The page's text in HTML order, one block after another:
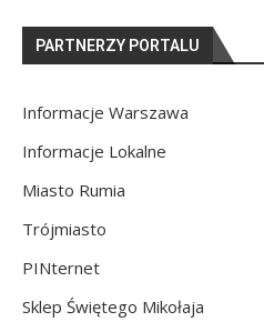
PARTNERZY PORTALU
Informacje Warszawa
Informacje Lokalne
Miasto Rumia
Trójmiasto
PINternet
Sklep Świętego Mikołaja